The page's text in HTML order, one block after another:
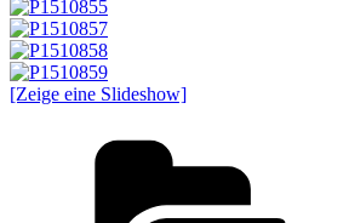
[Zeige eine Slideshow]